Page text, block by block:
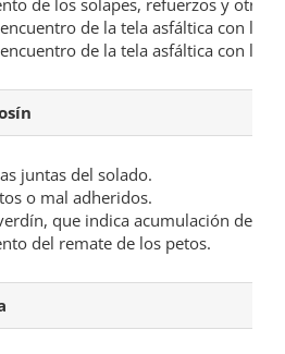
de los solapes, refuerzos y otros
de la tela asfáltica con los
de la tela asfáltica con los
juntas del solado.
o mal adheridos.
que indica acumulación de
del remate de los petos.